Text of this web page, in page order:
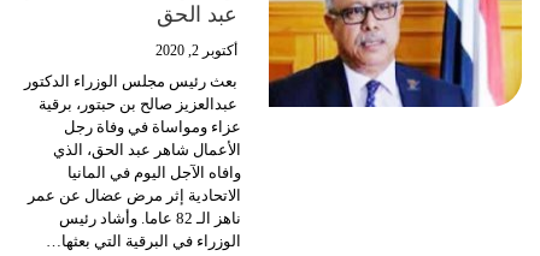
عبد الحق
أكتوبر 2, 2020
بعث رئيس مجلس الوزراء الدكتور
عبدالعزيز صالح بن حبتور، برقية
عزاء ومواساة في وفاة رجل
الأعمال شاهر عبد الحق، الذي
وافاه الآجل اليوم في المانيا
الاتحادية إثر مرض عضال عن عمر
ناهز الـ 82 عاما.
وأشاد رئيس
الوزراء في البرقية التي بعثها…